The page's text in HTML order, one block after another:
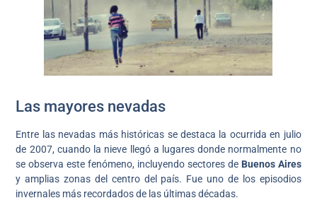
Las mayores nevadas
Entre las nevadas más históricas se destaca la ocurrida en julio
de 2007, cuando la nieve llegó a lugares donde normalmente no
se observa este fenómeno, incluyendo sectores de Buenos Aires
y amplias zonas del centro del país. Fue uno de los episodios
invernales más recordados de las últimas décadas.